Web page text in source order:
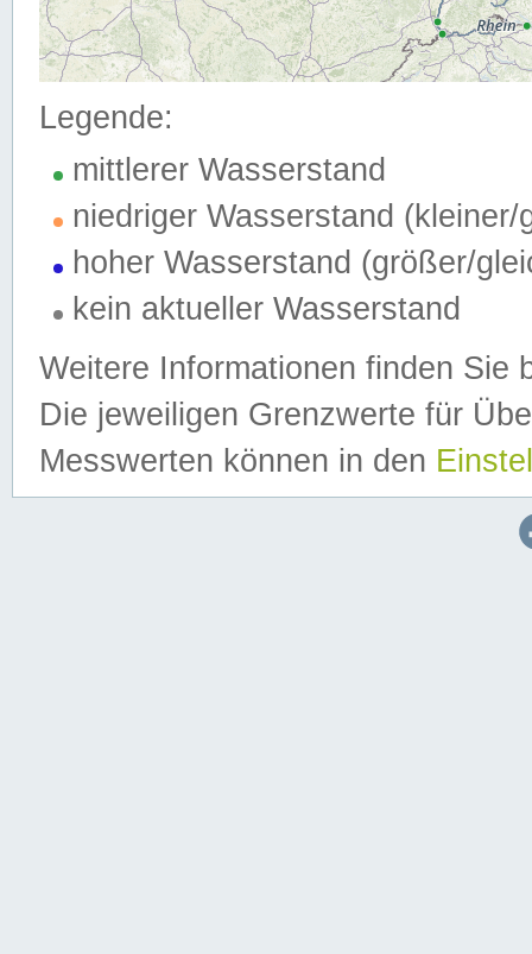
Legende:
mittlerer Wasserstand
niedriger Wasserstand (kleiner/
hoher Wasserstand (größer/
kein aktueller Wasserstand
Weitere Informationen finden Sie
Die jeweiligen Grenzwerte für
Messwerten können in den